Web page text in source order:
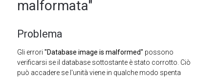
malformata"
Problema
Gli errori "Database image is malformed" possono
verificarsi se il database sottostante è stato corrotto. Ciò
può accadere se l'unità viene in qualche modo spenta